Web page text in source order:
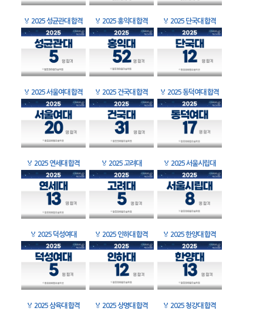
🏅 2025 성균관대 합격 🏅 2025 홍익대 합격 🏅 2025 단국대 합격
🏅 2025 서울여대 합격 🏅 2025 건국대 합격 🏅 2025 동덕여대 합격
🏅 2025 연세대 합격 🏅 2025 고려대 🏅 2025 서울시립대
🏅 2025 덕성여대 🏅 2025 인하대 합격 🏅 2025 한양대 합격
🏅 2025 삼육대 합격 🏅 2025 상명대 합격 🏅 2025 청강대 합격